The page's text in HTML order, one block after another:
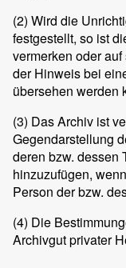
(2) Wird die
festgestellt, so ist
vermerken oder
der Hinweis bei
übersehen werden
(3) Das Archiv ist
Gegendarstellung
deren bzw. dessen
hinzuzufügen,
Person der bzw.
(4) Die
Archivgut privater